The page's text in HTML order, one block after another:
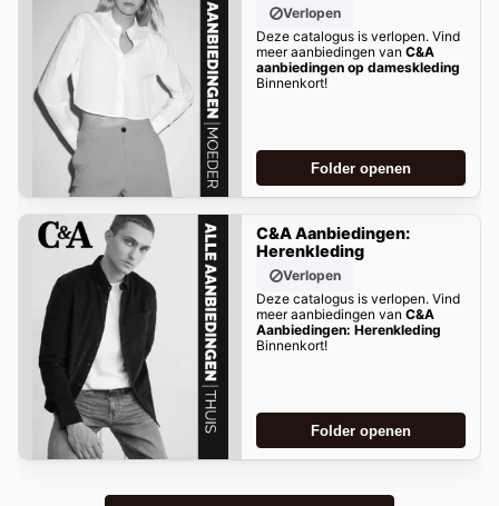
Verlopen
Deze catalogus is verlopen. Vind
meer aanbiedingen van C&A
aanbiedingen op dameskleding
Binnenkort!
Folder openen
C&A Aanbiedingen:
Herenkleding
Verlopen
Deze catalogus is verlopen. Vind
meer aanbiedingen van C&A
Aanbiedingen: Herenkleding
Binnenkort!
Folder openen